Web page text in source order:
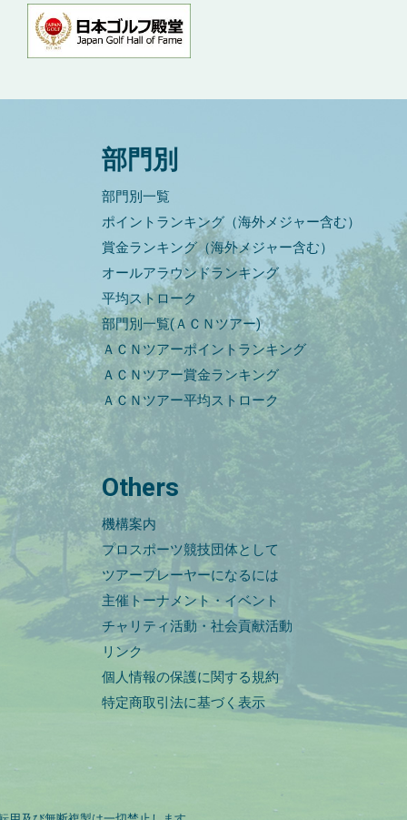
部門別
部門別一覧
ポイントランキング（海外メジャー含む）
賞金ランキング（海外メジャー含む）
オールアラウンドランキング
平均ストローク
部門別一覧(ＡＣＮツアー)
ＡＣＮツアーポイントランキング
ＡＣＮツアー賞金ランキング
ＡＣＮツアー平均ストローク
Others
機構案内
プロスポーツ競技団体として
ツアープレーヤーになるには
主催トーナメント・イベント
チャリティ活動・社会貢献活動
リンク
個人情報の保護に関する規約
特定商取引法に基づく表示